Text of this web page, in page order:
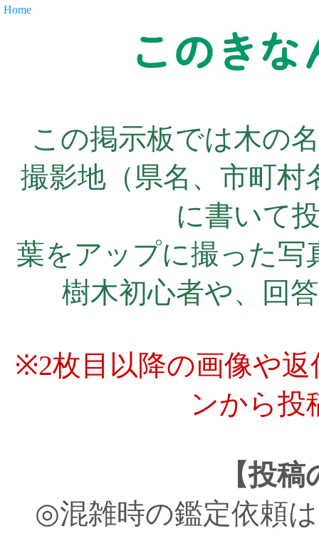
Home
この掲示板では木の
撮影地（県名、市町村
に書いて
葉をアップに撮った写
樹木初心者や、回
※2枚目以降の画像や
ンから投
【投
◎混雑時の鑑定依頼